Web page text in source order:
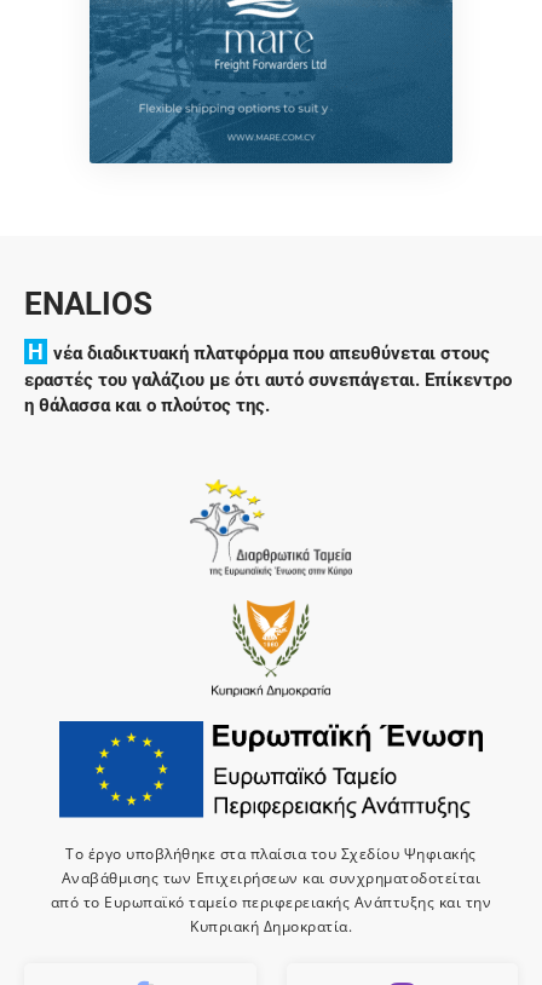
ENALIOS
H νέα διαδικτυακή πλατφόρμα που απευθύνεται στους
εραστές του γαλάζιου με ότι αυτό συνεπάγεται. Επίκεντρο
η θάλασσα και ο πλούτος της.
Το έργο υποβλήθηκε στα πλαίσια του Σχεδίου Ψηφιακής
Αναβάθμισης των Επιχειρήσεων και συνχρηματοδοτείται
από το Ευρωπαϊκό ταμείο περιφερειακής Ανάπτυξης και την
Κυπριακή Δημοκρατία.